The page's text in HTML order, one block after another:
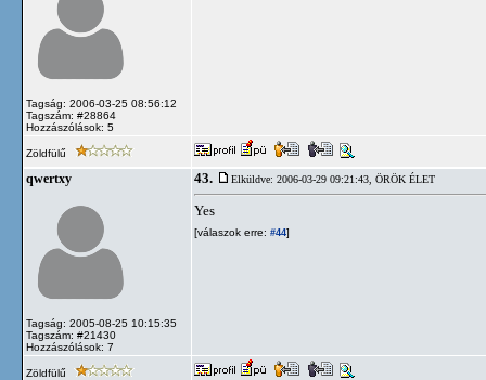
Tagság: 2006-03-25 08:56:12
Tagszám: #28864
Hozzászólások: 5
Zöldfülű
qwertxy
Tagság: 2005-08-25 10:15:35
Tagszám: #21430
Hozzászólások: 7
43. Elküldve: 2006-03-29 09:21:43, ÖRÖK ÉLET
Yes
[válaszok erre: #44]
Zöldfülű